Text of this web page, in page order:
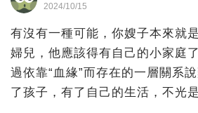
2024/10/15
有沒有一種可能，你嫂子本來就
婦兒，他應該得有自己的小家庭
過依靠“血緣”而存在的一層關系
了孩子，有了自己的生活，不光